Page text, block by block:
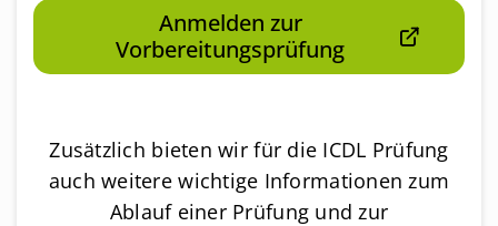
Anmelden zur
Vorbereitungsprüfung
Zusätzlich bieten wir für die ICDL Prüfung
auch weitere wichtige Informationen zum
Ablauf einer Prüfung und zur